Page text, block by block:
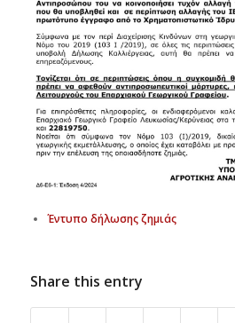
Έντυπο δήλωσης ζημιάς
Share this entry